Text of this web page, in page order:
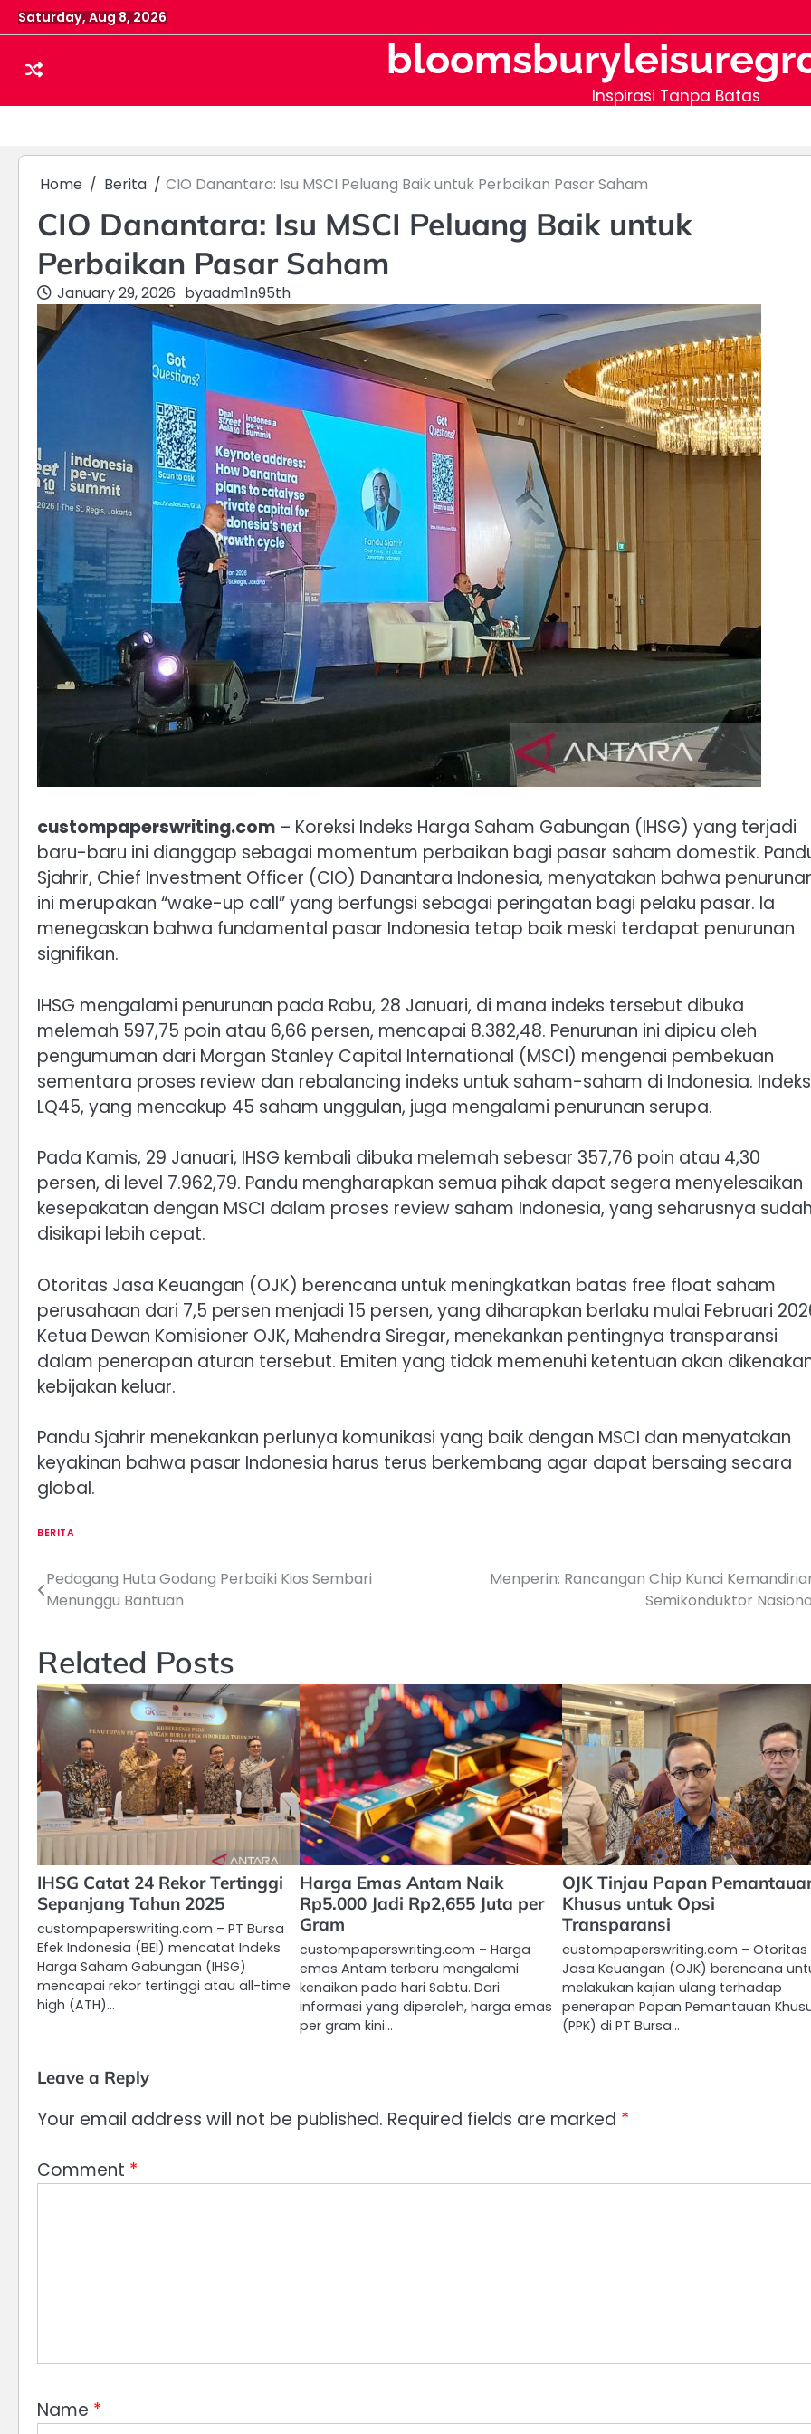
Skip
to
Saturday, Aug 8, 2026
Inspirasi Tanpa Batas
Home Berita CIO Danantara: Isu MSCI Peluang Baik untuk Perbaikan Pasar Saham
CIO Danantara: Isu MSCI Peluang Baik untuk
Perbaikan Pasar Saham
January 29, 2026 byaadm1n95th
custompaperswriting.com – Koreksi Indeks Harga Saham Gabungan (IHSG) yang terjadi
baru-baru ini dianggap sebagai momentum perbaikan bagi pasar saham domestik.
Sjahrir, Chief Investment Officer (CIO) Danantara Indonesia, menyatakan bahwa
ini merupakan “wake-up call” yang berfungsi sebagai peringatan bagi pelaku pasar. Ia
menegaskan bahwa fundamental pasar Indonesia tetap baik meski terdapat penurunan
signifikan.
IHSG mengalami penurunan pada Rabu, 28 Januari, di mana indeks tersebut dibuka
melemah 597,75 poin atau 6,66 persen, mencapai 8.382,48. Penurunan ini dipicu oleh
pengumuman dari Morgan Stanley Capital International (MSCI) mengenai pembekuan
sementara proses review dan rebalancing indeks untuk saham-saham di Indonesia. Indeks
LQ45, yang mencakup 45 saham unggulan, juga mengalami penurunan serupa.
Pada Kamis, 29 Januari, IHSG kembali dibuka melemah sebesar 357,76 poin atau 4,30
persen, di level 7.962,79. Pandu mengharapkan semua pihak dapat segera menyelesaikan
kesepakatan dengan MSCI dalam proses review saham Indonesia, yang seharusnya sudah
disikapi lebih cepat.
Otoritas Jasa Keuangan (OJK) berencana untuk meningkatkan batas free float saham
perusahaan dari 7,5 persen menjadi 15 persen, yang diharapkan berlaku mulai Februari
Ketua Dewan Komisioner OJK, Mahendra Siregar, menekankan pentingnya transparansi
dalam penerapan aturan tersebut. Emiten yang tidak memenuhi ketentuan akan
kebijakan keluar.
Pandu Sjahrir menekankan perlunya komunikasi yang baik dengan MSCI dan menyatakan
keyakinan bahwa pasar Indonesia harus terus berkembang agar dapat bersaing secara
global.
BERITA
Post
navigation
Pedagang Huta Godang Perbaiki Kios Sembari
Menunggu Bantuan
Menperin: Rancangan Chip Kunci
Semikonduktor
Related Posts
IHSG Catat 24 Rekor Tertinggi
Sepanjang Tahun 2025
custompaperswriting.com – PT Bursa
Efek Indonesia (BEI) mencatat Indeks
Harga Saham Gabungan (IHSG)
mencapai rekor tertinggi atau all-time
high (ATH)…
Harga Emas Antam Naik
Rp5.000 Jadi Rp2,655 Juta per
Gram
custompaperswriting.com – Harga
emas Antam terbaru mengalami
kenaikan pada hari Sabtu. Dari
informasi yang diperoleh, harga emas
per gram kini…
OJK Tinjau Papan
Khusus untuk Opsi
Transparansi
custompaperswriting.com – Otoritas
Jasa Keuangan (OJK) berencana
melakukan kajian ulang terhadap
penerapan Papan Pemantauan
(PPK) di PT Bursa…
Leave a Reply
Your email address will not be published. Required fields are marked *
Comment *
Name *